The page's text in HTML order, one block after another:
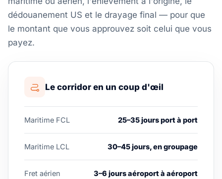
dédouanement US et le drayage final — pour que
le montant que vous approuvez soit celui que vous
payez.
Le corridor en un coup d'œil
Maritime FCL 25–35 jours port à port
Maritime LCL 30–45 jours, en groupage
Fret aérien 3–6 jours aéroport à aéroport